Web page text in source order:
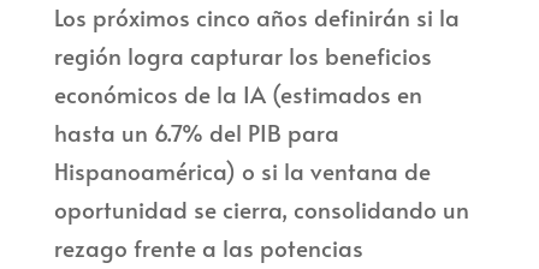
Los próximos cinco años definirán si la
región logra capturar los beneficios
económicos de la IA (estimados en
hasta un 6.7% del PIB para
Hispanoamérica) o si la ventana de
oportunidad se cierra, consolidando un
rezago frente a las potencias